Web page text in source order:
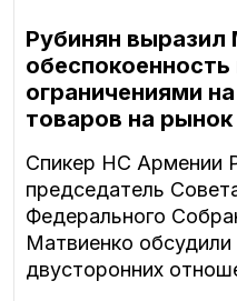
Рубинян выразил
ограничениями
товаров на
Спикер НС Армении
председатель
Федерального
Матвиенко
двусторонних